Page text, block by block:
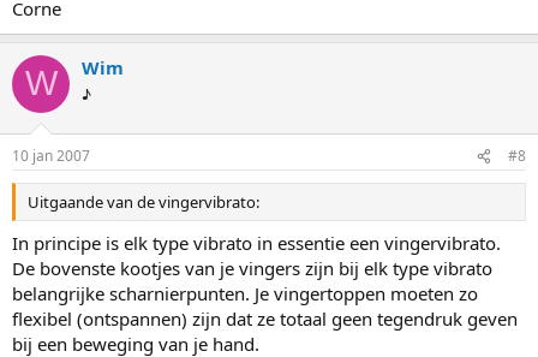
Corne
W Wim
♪
10 jan 2007 #8
Uitgaande van de vingervibrato:
In principe is elk type vibrato in essentie een vingervibrato.
De bovenste kootjes van je vingers zijn bij elk type vibrato
belangrijke scharnierpunten. Je vingertoppen moeten zo
flexibel (ontspannen) zijn dat ze totaal geen tegendruk geven
bij een beweging van je hand.